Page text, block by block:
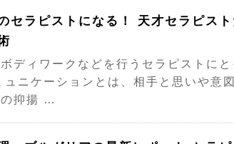
セラピストになる！ 天才セラピス
ディワークなどを行うセラピストに
ニケーションとは、相手と思いや意
の抑揚 …